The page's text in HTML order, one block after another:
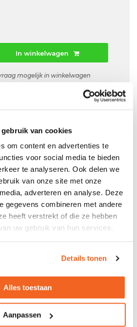
van cookies
om content en advertenties te
voor social media te bieden
te analyseren. Ook delen we
van onze site met onze
adverteren en analyse. Deze
gegevens combineren met andere
heeft verstrekt of die ze hebben
uw gebruik van hun services.
Details tonen
Alles toestaan
Aanpassen
In winkelwagen
mogelijk in winkelwagen
als
Zakelijk
en Montageservice
4 legborden
- Kleur poten: chroom